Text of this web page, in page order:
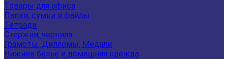
Товары для офиса
Папки, сумки и файлы
Тетради
Стержни, чернила
Грамоты, Дипломы, Медали
Нижнее белье и домашняя одежда